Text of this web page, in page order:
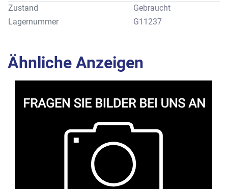
Zustand
Gebraucht
Lagernummer
G11237
Ähnliche Anzeigen